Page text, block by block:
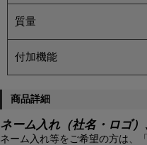
質量
付加機能
商品詳細
ネーム入れ（社名・ロゴ
ネーム入れ等をご希望の方は、